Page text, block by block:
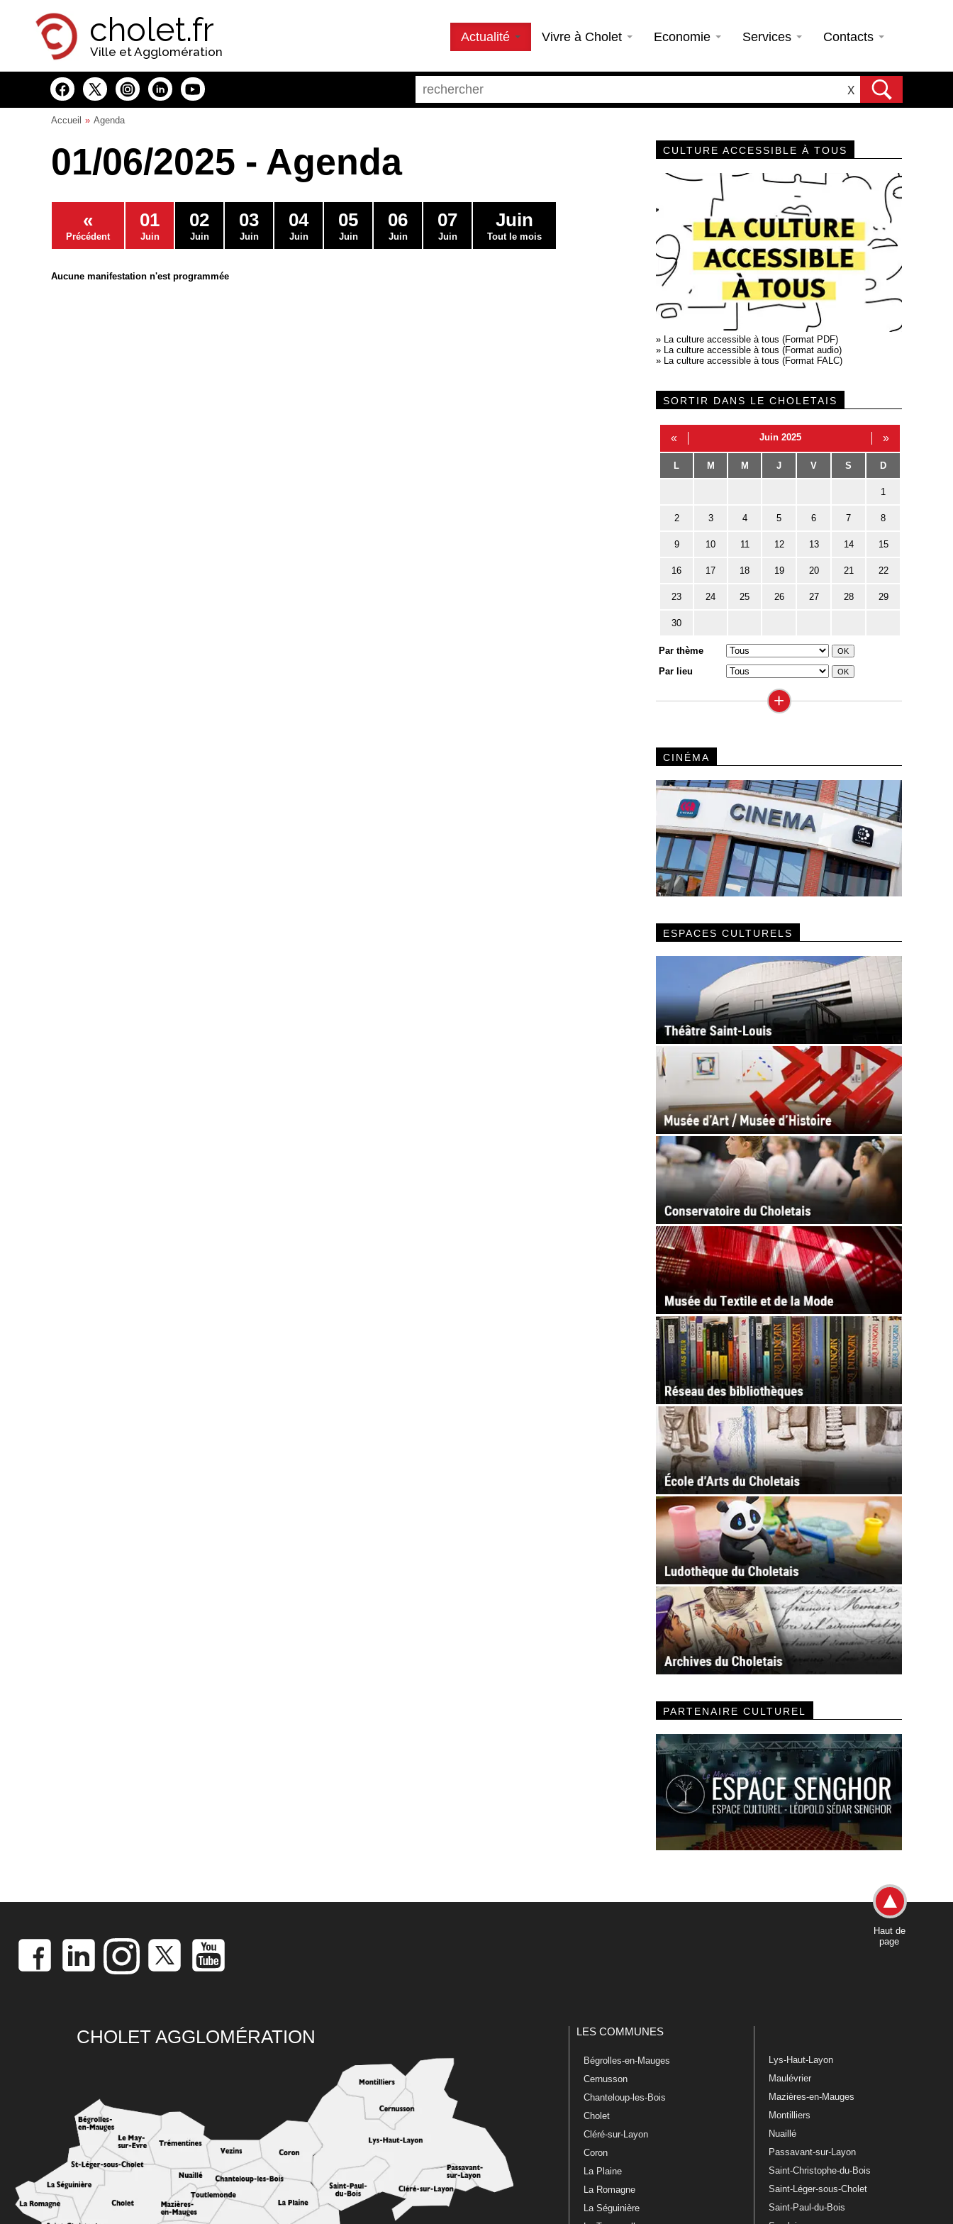
cholet.fr
Ville et Agglomération
Actualité Vivre à Cholet Economie Services Contacts
X
Accueil Agenda
01/06/2025 - Agenda
«
Précédent
01
Juin
02
Juin
03
Juin
04
Juin
05
Juin
06
Juin
07
Juin
Juin
Tout le mois
Aucune manifestation n'est programmée
CULTURE ACCESSIBLE À TOUS
» La culture accessible à tous (Format PDF)
» La culture accessible à tous (Format audio)
» La culture accessible à tous (Format FALC)
SORTIR DANS LE CHOLETAIS
« Juin 2025 »
L M M J V S D
1
2 3 4 5 6 7 8
9 10 11 12 13 14 15
16 17 18 19 20 21 22
23 24 25 26 27 28 29
30
Par thème
Par lieu
+
CINÉMA
ESPACES CULTURELS
PARTENAIRE CULTUREL
Haut de
page
CHOLET AGGLOMÉRATION LES COMMUNES
Bégrolles-en-Mauges
Cernusson
Chanteloup-les-Bois
Cholet
Cléré-sur-Layon
Coron
La Plaine
La Romagne
La Séguinière
Lys-Haut-Layon
Maulévrier
Mazières-en-Mauges
Montilliers
Nuaillé
Passavant-sur-Layon
Saint-Christophe-du-Bois
Saint-Léger-sous-Cholet
Saint-Paul-du-Bois